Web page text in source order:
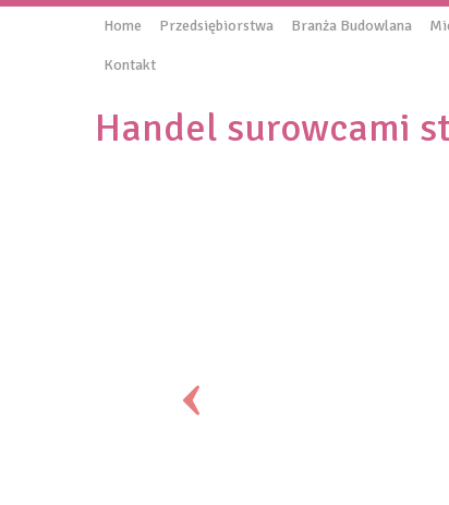
Home Przedsiębiorstwa Branża Budowlana
Kontakt
Handel surowcami